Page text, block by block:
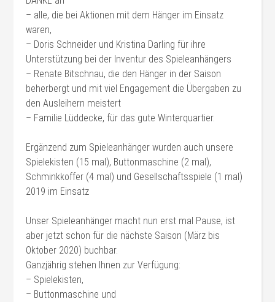
– alle, die bei Aktionen mit dem Hänger im Einsatz
waren,
– Doris Schneider und Kristina Darling für ihre
Unterstützung bei der Inventur des Spieleanhängers
– Renate Bitschnau, die den Hänger in der Saison
beherbergt und mit viel Engagement die Übergaben zu
den Ausleihern meistert
– Familie Lüddecke, für das gute Winterquartier.
Ergänzend zum Spieleanhänger wurden auch unsere
Spielekisten (15 mal), Buttonmaschine (2 mal),
Schminkkoffer (4 mal) und Gesellschaftsspiele (1 mal)
2019 im Einsatz
Unser Spieleanhänger macht nun erst mal Pause, ist
aber jetzt schon für die nächste Saison (März bis
Oktober 2020) buchbar.
Ganzjährig stehen Ihnen zur Verfügung:
– Spielekisten,
– Buttonmaschine und